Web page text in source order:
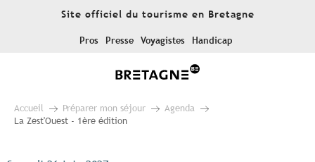
Site officiel du tourisme en Bretagne
Pros Presse Voyagistes Handicap
Accueil Préparer mon séjour
Agenda
La Zest'Ouest - 1ère édition